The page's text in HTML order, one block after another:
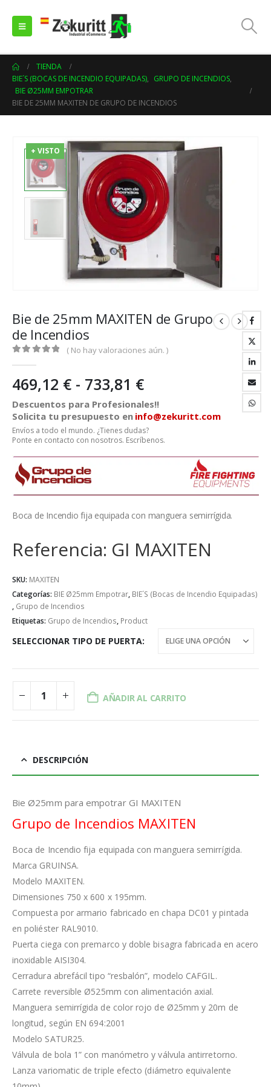
TIENDA
BIE´S (BOCAS DE INCENDIO EQUIPADAS), GRUPO DE INCENDIOS,
BIE Ø25MM EMPOTRAR
BIE DE 25MM MAXITEN DE GRUPO DE INCENDIOS
+ VISTO
Bie de 25mm MAXITEN de Grupo
de Incendios
( No hay valoraciones aún. )
469,12 € - 733,81 €Rango
de
precios:
desde
469,12 €
hasta
733,81 €
Descuentos para Profesionales!!
Solicita tu presupuesto en info@zekuritt.com
Envíos a todo el mundo. ¿Tienes dudas?
Ponte en contacto con nosotros. Escríbenos.
Boca de Incendio fija equipada con manguera semirrígida.
Referencia: GI MAXITEN
SKU: MAXITEN
Categorías: BIE Ø25mm Empotrar, BIE´S (Bocas de Incendio Equipadas)
, Grupo de Incendios
Etiquetas: Grupo de Incendios, Product
SELECCIONAR TIPO DE PUERTA
AÑADIR AL CARRITO
DESCRIPCIÓN
Bie Ø25mm para empotrar GI MAXITEN
Grupo de Incendios MAXITEN
Boca de Incendio fija equipada con manguera semirrígida.
Marca GRUINSA.
Modelo MAXITEN.
Dimensiones 750 x 600 x 195mm.
Compuesta por armario fabricado en chapa DC01 y pintada
en poliéster RAL9010.
Puerta ciega con premarco y doble bisagra fabricada en acero
inoxidable AISI304.
Cerradura abrefácil tipo “resbalón”, modelo CAFGIL.
Carrete reversible Ø525mm con alimentación axial.
Manguera semirrígida de color rojo de Ø25mm y 20m de
longitud, según EN 694:2001
Modelo SATUR25.
Válvula de bola 1” con manómetro y válvula antirretorno.
Lanza variomatic de triple efecto (diámetro equivalente